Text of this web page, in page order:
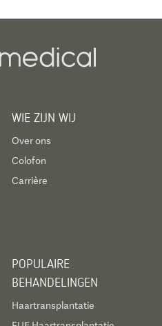
WIE ZIJN WIJ
Over ons
Colofon
Carrière
POPULAIRE
BEHANDELINGEN
Haartransplantatie